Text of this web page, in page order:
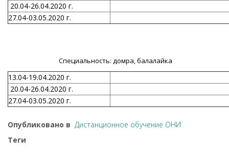
20.04-26.04.2020 г.
27.04-03.05.2020 г.
Специальность: домра, балалайка
13.04-19.04.2020 г.
20.04-26.04.2020 г.
27.04-03.05.2020 г.
Опубликовано в Дистанционное обучение ОНИ
Теги